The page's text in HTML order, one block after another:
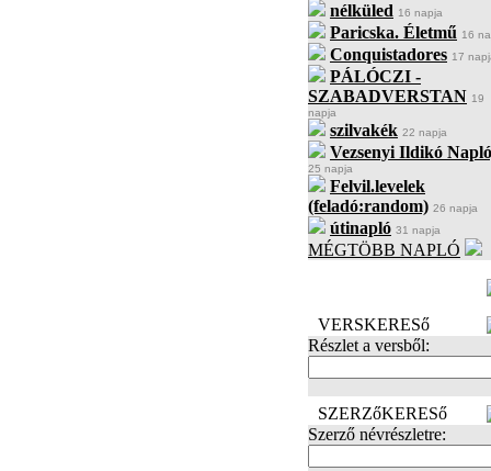
nélküled 16 napja
Paricska. Életmű 16
Conquistadores 17
PÁLÓCZI -
SZABADVERSTAN 19
napja
szilvakék 22 napja
Vezsenyi Ildikó
25 napja
Felvil.levelek
(feladó:random) 26 napja
útinapló 31 napja
MÉGTÖBB NAPLÓ
VERSKERESő
Részlet a versből:
SZERZőKERESő
Szerző névrészletre: